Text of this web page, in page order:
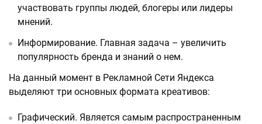
участвовать группы людей, блогеры или лидеры
мнений.
Информирование. Главная задача – увеличить
популярность бренда и знаний о нем.
На данный момент в Рекламной Сети Яндекса
выделяют три основных формата креативов:
Графический. Является самым распространенным